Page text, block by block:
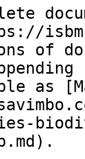
of
as